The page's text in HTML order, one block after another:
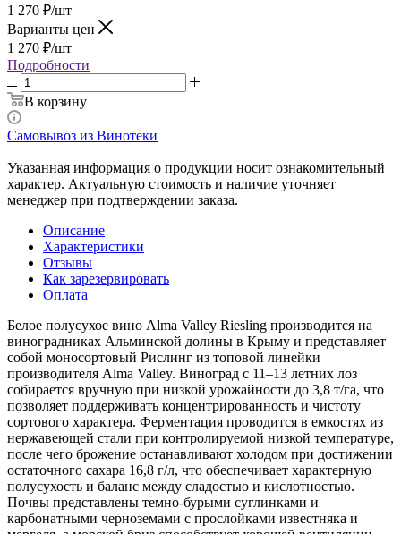
1 270 ₽/шт
Варианты цен
1 270 ₽/шт
Подробности
В корзину
Самовывоз из Винотеки
Указанная информация о продукции носит ознакомительный
характер. Актуальную стоимость и наличие уточняет
менеджер при подтверждении заказа.
Описание
Характеристики
Отзывы
Как зарезервировать
Оплата
Белое полусухое вино Alma Valley Riesling производится на
виноградниках Альминской долины в Крыму и представляет
собой моносортовый Рислинг из топовой линейки
производителя Alma Valley. Виноград с 11–13 летних лоз
собирается вручную при низкой урожайности до 3,8 т/га, что
позволяет поддерживать концентрированность и чистоту
сортового характера. Ферментация проводится в емкостях из
нержавеющей стали при контролируемой низкой температуре,
после чего брожение останавливают холодом при достижении
остаточного сахара 16,8 г/л, что обеспечивает характерную
полусухость и баланс между сладостью и кислотностью.
Почвы представлены темно-бурыми суглинками и
карбонатными черноземами с прослойками известняка и